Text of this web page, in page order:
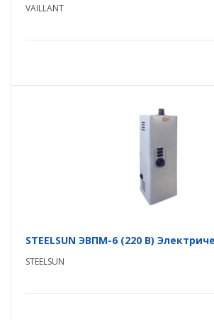
VAILLANT
STEELSUN ЭВПМ-6 (220 В)
STEELSUN